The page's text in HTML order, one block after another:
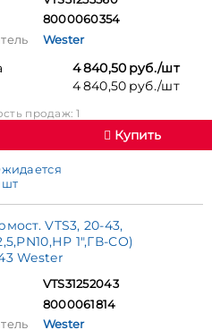
8000060354
Wester
4 840,50 руб./шт
4 840,50 руб./шт
продаж: 1
Купить
шт
VTS3, 20-43,
1",ГВ-СО)
Wester
VTS31252043
8000061814
Wester